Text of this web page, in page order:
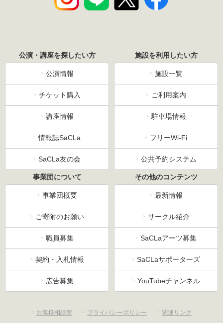
公演・講座を探したい方
公演情報
チケット購入
講座情報
情報誌SaCLa
SaCLa友の会
施設を利用したい方
施設一覧
ご利用案内
駐車場情報
フリーWi-Fi
公共予約システム
事業団について
事業団概要
ご寄附のお願い
職員募集
契約・入札情報
広告募集
その他のコンテンツ
最新情報
サークル紹介
SaCLaアーツ募集
SaCLaサポーターズ
YouTubeチャンネル
お客様相談室 プライバシーポリシー 関連リンク